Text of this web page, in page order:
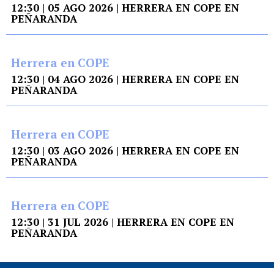
12:30 | 05 AGO 2026 | HERRERA EN COPE EN
PEÑARANDA
Herrera en COPE
12:30 | 04 AGO 2026 | HERRERA EN COPE EN
PEÑARANDA
Herrera en COPE
12:30 | 03 AGO 2026 | HERRERA EN COPE EN
PEÑARANDA
Herrera en COPE
12:30 | 31 JUL 2026 | HERRERA EN COPE EN
PEÑARANDA